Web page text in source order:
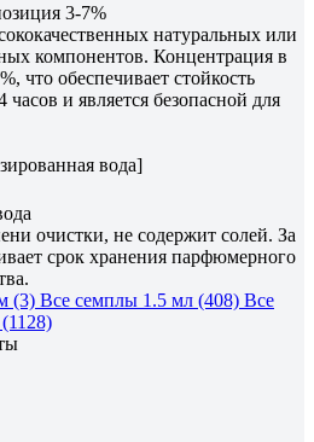
3-7%
натуральных или
компонентов. Концентрация в
что обеспечивает стойкость
и является безопасной для
вода]
очистки, не содержит солей. За
срок хранения парфюмерного
(3) Все семплы 1.5 мл (408) Все